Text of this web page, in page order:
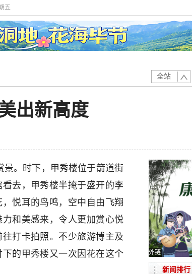
五
全站
出新高度
景。时下，甲秀楼位于箭道街
去，甲秀楼半掩于盛开的李
悦耳的鸟鸣，空中自由飞翔
和美感来，令人更加赏心悦
打卡拍照。不少旅游博主及
的甲秀楼又一次因花在这个
外链
新闻排行